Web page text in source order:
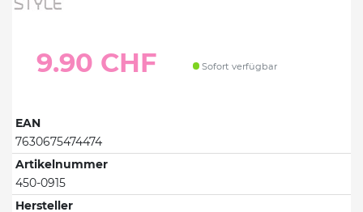
9.90 CHF Sofort verfügbar
EAN
7630675474474
Artikelnummer
450-0915
Hersteller